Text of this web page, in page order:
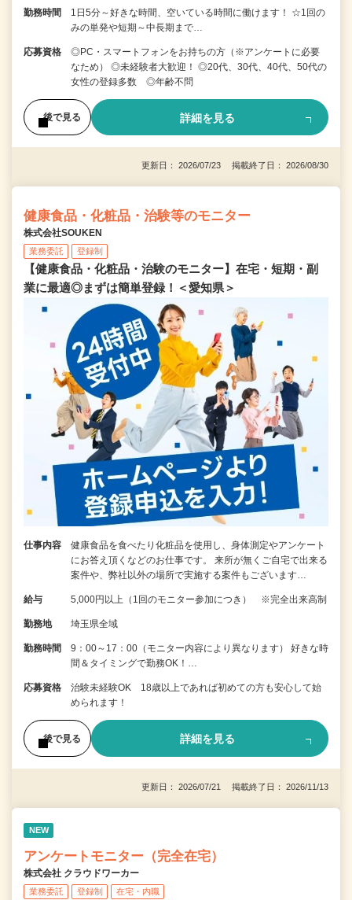
勤務時間
1日5分～好きな時間、空いている時間に働けます！ ☆1回の
みの単発や短期～中長期まで…
応募資格
◎PC・スマートフォンをお持ちの方（※アンケートに必要
なため） ◎未経験者大歓迎！ ◎20代、30代、40代、50代の
女性の登録多数 ◎年齢不問
後で見る 詳細を見る
更新日： 2026/07/23 掲載終了日： 2026/08/30
健康食品・化粧品・治験等のモニター
株式会社SOUKEN
業務委託 登録制
【健康食品・化粧品・治験のモニター】在宅・短期・副
業に最適◎まずは簡単登録！＜愛知県＞
仕事内容
健康食品を食べたり化粧品を使用し、身体測定やアンケート
にお答え頂くなどのお仕事です。 来所が無くご自宅で出来る
案件や、弊社以外の場所で実施する案件もございます…
給与 5,000円以上（1回のモニター参加につき） ※完全出来高制
勤務地 埼玉県全域
勤務時間
9：00～17：00（モニター内容により異なります） 好きな時
間＆タイミングで勤務OK！…
応募資格
治験未経験OK 18歳以上であれば初めての方も安心して始
められます！
後で見る 詳細を見る
更新日： 2026/07/21 掲載終了日： 2026/11/13
NEW
アンケートモニター（完全在宅）
株式会社 クラウドワーカー
業務委託 登録制 在宅・内職